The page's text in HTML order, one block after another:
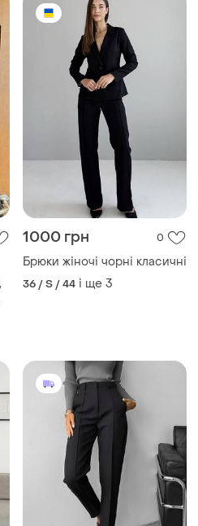
1000 грн
Брюки жіночі чорні класичні
і ще
5